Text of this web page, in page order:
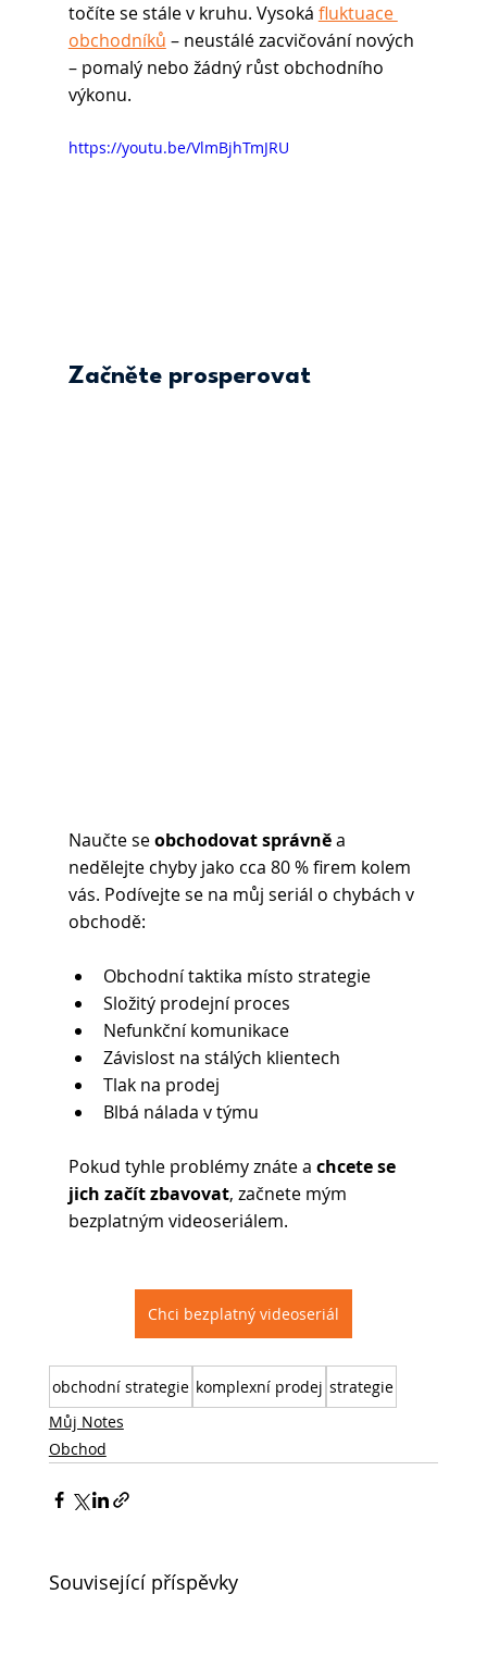
točíte se stále v kruhu. Vysoká fluktuace
obchodníků – neustálé zacvičování nových
– pomalý nebo žádný růst obchodního
výkonu.
https://youtu.be/VlmBjhTmJRU
Začněte prosperovat
Naučte se obchodovat správně a
nedělejte chyby jako cca 80 % firem kolem
vás. Podívejte se na můj seriál o chybách v
obchodě:
Obchodní taktika místo strategie
Složitý prodejní proces
Nefunkční komunikace
Závislost na stálých klientech
Tlak na prodej
Blbá nálada v týmu
Pokud tyhle problémy znáte a chcete se
jich začít zbavovat, začnete mým
bezplatným videoseriálem.
Chci bezplatný videoseriál
obchodní strategie komplexní prodej strategie
Můj Notes
Obchod
Související příspěvky